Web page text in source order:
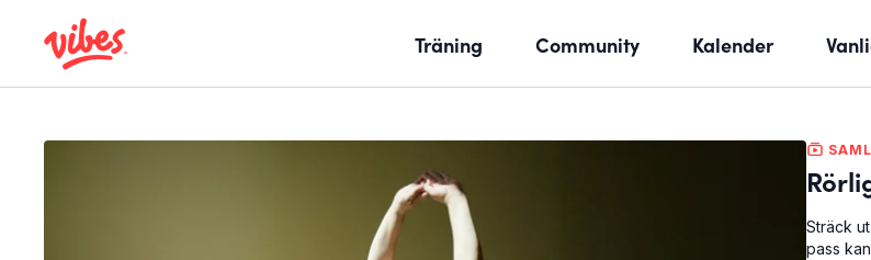
Träning Community Kalender
Sträck
pass